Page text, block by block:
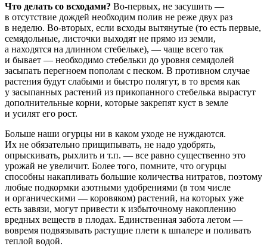
Что делать со всходами? Во-первых, не засушить —
в отсутствие дождей необходим полив не реже двух раз
в неделю. Во-вторых, если всходы вытянутые (то есть первые,
семядольные, листочки выходят не прямо из земли,
а находятся на длинном стебельке), — чаще всего так
и бывает — необходимо стебельки до уровня семядолей
засыпать перегноем пополам с песком. В противном случае
растения будут слабыми и быстро полягут, в то время как
у засыпанных растений из прикопанного стебелька вырастут
дополнительные корни, которые закрепят куст в земле
и усилят его рост.
Больше наши огурцы ни в каком уходе не нуждаются.
Их не обязательно прищипывать, не надо удобрять,
опрыскивать, рыхлить и т.п. — все равно существенно это
урожай не увеличит. Более того, помните, что огурцы
способны накапливать большие количества нитратов, поэтому
любые подкормки азотными удобрениями (в том числе
и органическими — коровяком) растений, на которых уже
есть завязи, могут привести к избыточному накоплению
вредных веществ в плодах. Единственная забота летом —
вовремя подвязывать растущие плети к шпалере и поливать
теплой водой.